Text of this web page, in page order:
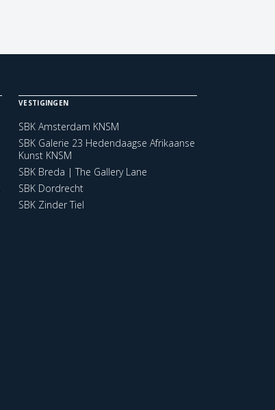
VESTIGINGEN
SBK Amsterdam KNSM
SBK Galerie 23 Hedendaagse Afrikaanse
Kunst KNSM
SBK Breda | The Gallery Lane
SBK Dordrecht
SBK Zinder Tiel